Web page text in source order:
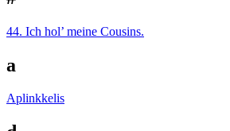
44. Ich hol’ meine Cousins.
a
Aplinkkelis